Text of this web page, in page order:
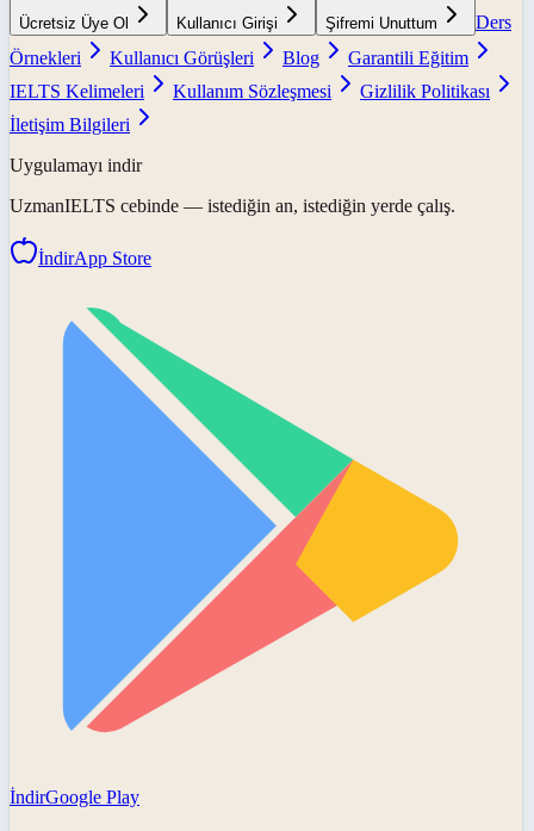
Ücretsiz Üye Ol Kullanıcı Girişi Şifremi Unuttum
Ders
Örnekleri
Kullanıcı Görüşleri Blog
Garantili Eğitim
IELTS Kelimeleri
Kullanım Sözleşmesi
Gizlilik Politikası
İletişim Bilgileri
Uygulamayı indir
UzmanIELTS cebinde — istediğin an, istediğin yerde çalış.
İndirApp Store
İndirGoogle Play